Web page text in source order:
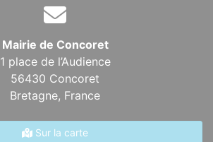
Mairie de Concoret
1 place de l’Audience
56430 Concoret
Bretagne, France
Sur la carte